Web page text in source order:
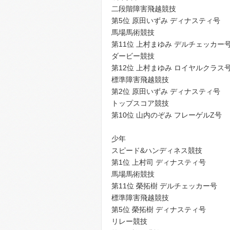
二段階障害飛越競技
第5位 原田いずみ ディナスティ号
馬場馬術競技
第11位 上村まゆみ デルチェッカー
ダービー競技
第12位 上村まゆみ ロイヤルクラス
標準障害飛越競技
第2位 原田いずみ ディナスティ号
トップスコア競技
第10位 山内のぞみ フレーゲルZ号
少年
スピード&ハンディネス競技
第1位 上村司 ディナスティ号
馬場馬術競技
第11位 榮拓樹 デルチェッカー号
標準障害飛越競技
第5位 榮拓樹 ディナスティ号
リレー競技